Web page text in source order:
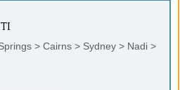
> Cairns > Sydney > Nadi >